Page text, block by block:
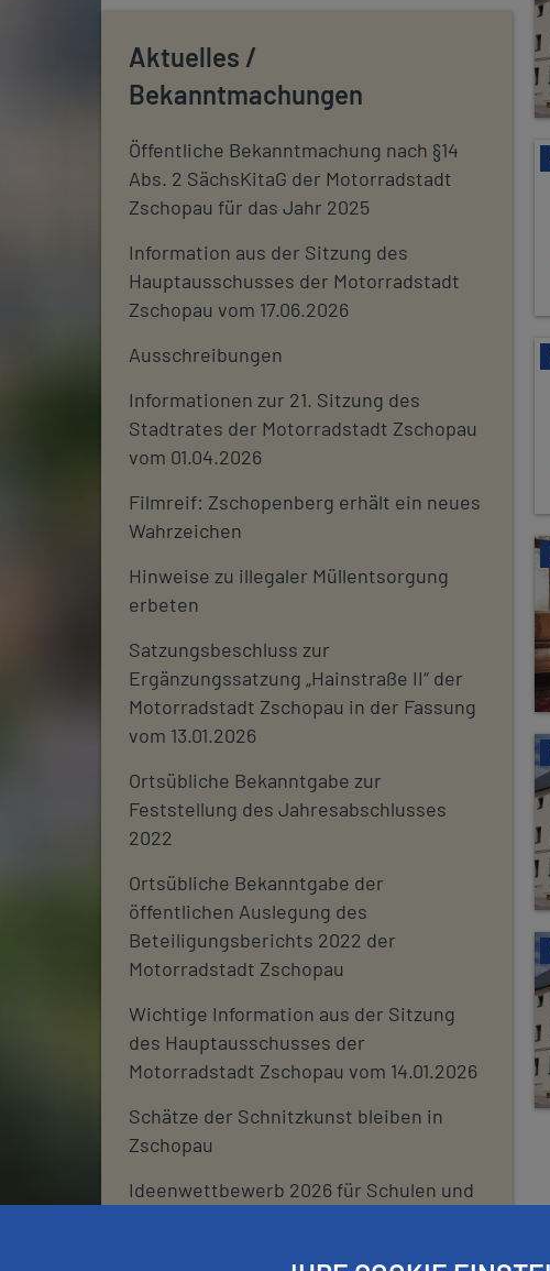
Aktuelles /
Bekanntmachungen
Öffentliche Bekanntmachung nach §14
Abs. 2 SächsKitaG der Motorradstadt
Zschopau für das Jahr 2025
Information aus der Sitzung des
Hauptausschusses der Motorradstadt
Zschopau vom 17.06.2026
Ausschreibungen
Informationen zur 21. Sitzung des
Stadtrates der Motorradstadt Zschopau
vom 01.04.2026
Filmreif: Zschopenberg erhält ein neues
Wahrzeichen
Hinweise zu illegaler Müllentsorgung
erbeten
Satzungsbeschluss zur
Ergänzungssatzung „Hainstraße II“ der
Motorradstadt Zschopau in der Fassung
vom 13.01.2026
Ortsübliche Bekanntgabe zur
Feststellung des Jahresabschlusses
2022
Ortsübliche Bekanntgabe der
öffentlichen Auslegung des
Beteiligungsberichts 2022 der
Motorradstadt Zschopau
Wichtige Information aus der Sitzung
des Hauptausschusses der
Motorradstadt Zschopau vom 14.01.2026
Schätze der Schnitzkunst bleiben in
Zschopau
Ideenwettbewerb 2026 für Schulen und
Stadtjournal 2026: Wir suchen euch
S
I